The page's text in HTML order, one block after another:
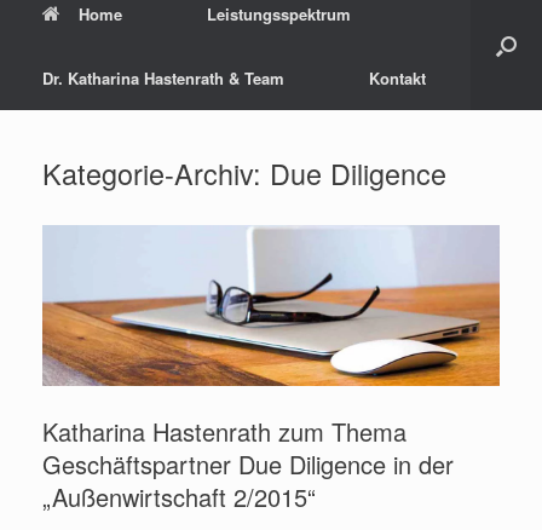
Home Leistungsspektrum
Dr. Katharina Hastenrath & Team Kontakt
Kategorie-Archiv: Due Diligence
Katharina Hastenrath zum Thema
Geschäftspartner Due Diligence in der
„Außenwirtschaft 2/2015“